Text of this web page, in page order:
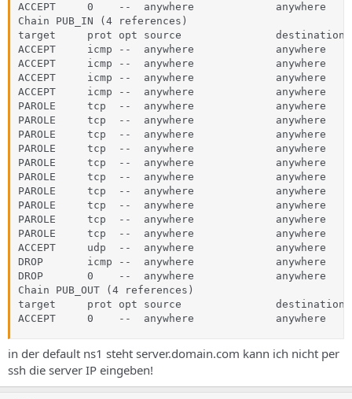
ACCEPT     0    --  anywhere             anywhere
Chain PUB_IN (4 references)
target     prot opt source               destination
ACCEPT     icmp --  anywhere             anywhere
ACCEPT     icmp --  anywhere             anywhere
ACCEPT     icmp --  anywhere             anywhere
ACCEPT     icmp --  anywhere             anywhere
PAROLE     tcp  --  anywhere
PAROLE     tcp  --  anywhere             anywhere
PAROLE     tcp  --  anywhere             anywhere
PAROLE     tcp  --  anywhere             anywhere
PAROLE     tcp  --  anywhere             anywhere
PAROLE     tcp  --  anywhere             anywhere
PAROLE     tcp  --  anywhere             anywhere
PAROLE     tcp  --  anywhere             anywhere
PAROLE     tcp  --  anywhere             anywhere
PAROLE     tcp  --  anywhere             anywhere
ACCEPT     udp  --  anywhere             anywhere
DROP       icmp --  anywhere             anywhere
DROP       0    --  anywhere             anywhere
Chain PUB_OUT (4 references)
target     prot opt source               destination
ACCEPT     0    --  anywhere             anywhere
in der default ns1 steht server.domain.com kann ich nicht per
ssh die server IP eingeben!